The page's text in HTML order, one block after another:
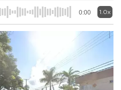
0:00 1.0x